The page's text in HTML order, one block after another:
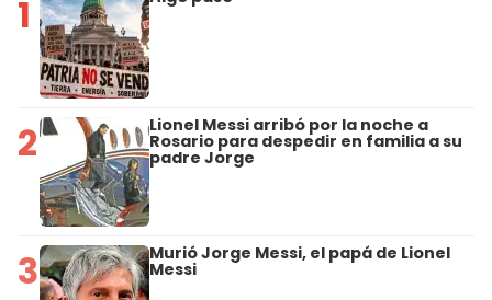
1
2 Lionel Messi arribó por la noche a
Rosario para despedir en familia a su
padre Jorge
3 Murió Jorge Messi, el papá de Lionel
Messi